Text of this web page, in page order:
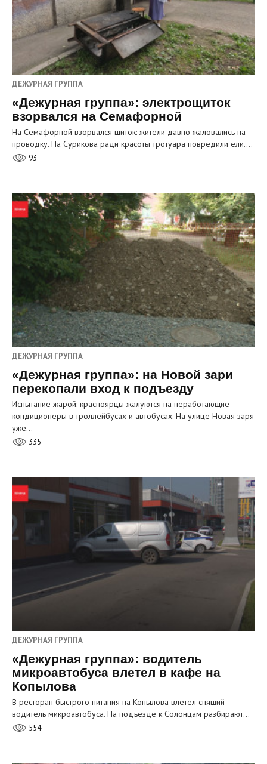
ДЕЖУРНАЯ ГРУППА
«Дежурная группа»: электрощиток
взорвался на Семафорной
На Семафорной взорвался щиток: жители давно жаловались на
проводку. На Сурикова ради красоты тротуара повредили ели.…
93
ДЕЖУРНАЯ ГРУППА
«Дежурная группа»: на Новой зари
перекопали вход к подъезду
Испытание жарой: красноярцы жалуются на неработающие
кондиционеры в троллейбусах и автобусах. На улице Новая заря
уже…
335
ДЕЖУРНАЯ ГРУППА
«Дежурная группа»: водитель
микроавтобуса влетел в кафе на
Копылова
В ресторан быстрого питания на Копылова влетел спящий
водитель микроавтобуса. На подъезде к Солонцам разбирают…
554